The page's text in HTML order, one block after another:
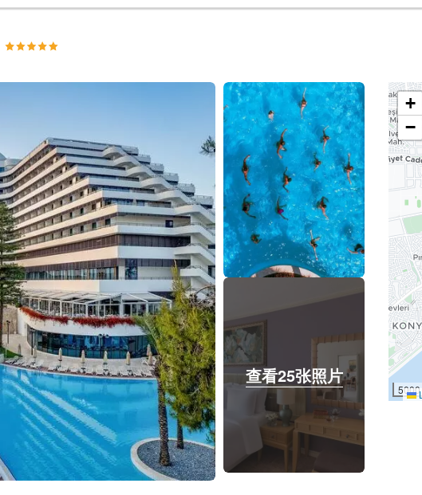
查看25张照片
查看25张照片
+
−
5000